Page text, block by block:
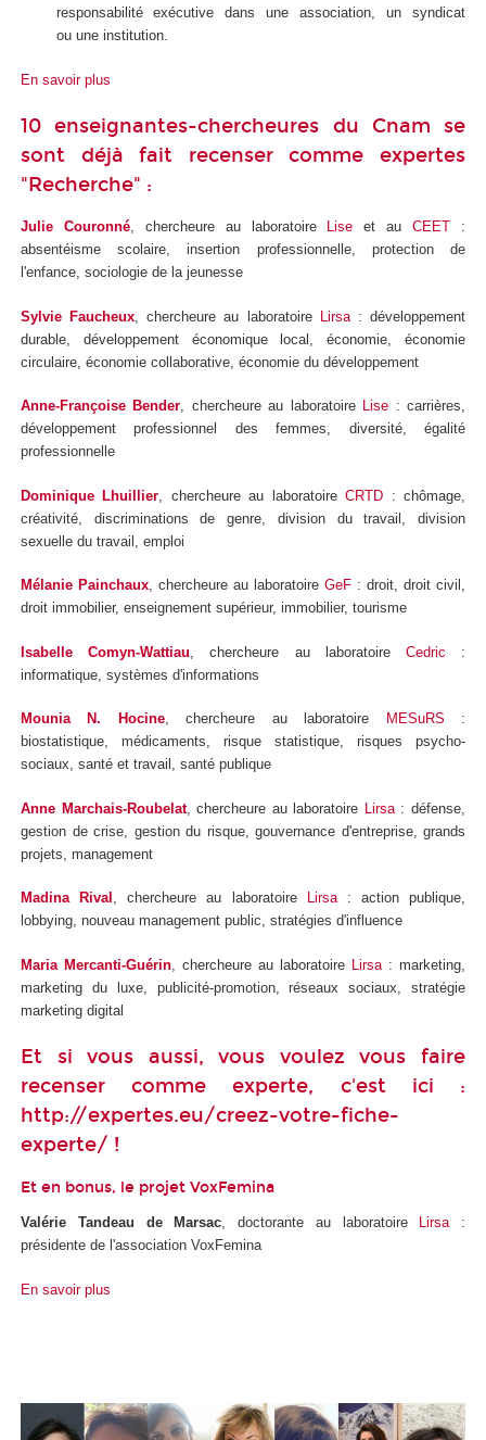
responsabilité exécutive dans une association, un syndicat
ou une institution.
En savoir plus
10 enseignantes-chercheures du Cnam se
sont déjà fait recenser comme expertes
"Recherche" :
Julie Couronné, chercheure au laboratoire Lise et auCEET :
absentéisme scolaire, insertion professionnelle, protection de
l'enfance, sociologie de la jeunesse
Sylvie Faucheux , chercheure au laboratoire Lirsa: développement
durable, développement économique local, économie, économie
circulaire, économie collaborative, économie du développement
Anne-Françoise Bender, chercheure au laboratoire Lise : carrières,
développement professionnel des femmes, diversité, égalité
professionnelle
Dominique Lhuillier , chercheure au laboratoireCRTD : chômage,
créativité, discriminations de genre, division du travail, division
sexuelle du travail, emploi
Mélanie Painchaux, chercheure au laboratoire GeF : droit, droit civil,
droit immobilier, enseignement supérieur, immobilier, tourisme
Isabelle Comyn-Wattiau , chercheure au laboratoire Cedric :
informatique, systèmes d'informations
Mounia N. Hocine, chercheure au laboratoire MESuRS :
biostatistique, médicaments, risque statistique, risques psycho-
sociaux, santé et travail, santé publique
Anne Marchais-Roubelat, chercheure au laboratoire Lirsa: défense,
gestion de crise, gestion du risque, gouvernance d'entreprise, grands
projets, management
Madina Rival , chercheure au laboratoire Lirsa: action publique,
lobbying, nouveau management public, stratégies d'influence
Maria Mercanti-Guérin , chercheure au laboratoire Lirsa : marketing,
marketing du luxe, publicité-promotion, réseaux sociaux, stratégie
marketing digital
Et si vous aussi, vous voulez vous faire
recenser comme experte, c'est ici :
http://expertes.eu/creez-votre-fiche-
experte/ !
Et en bonus, le projet VoxFemina
Valérie Tandeau de Marsac, doctorante au laboratoire Lirsa:
présidente de l'association VoxFemina
En savoir plus